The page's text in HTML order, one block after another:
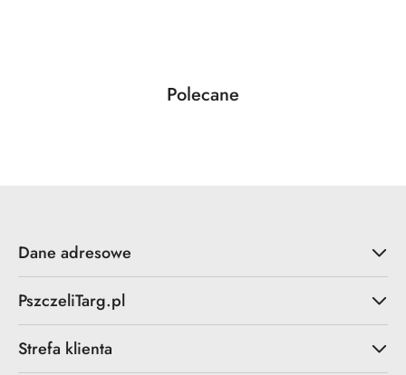
Pomiń karuzelę produktów
Produkty
Polecane
Dane adresowe
PszczeliTarg.pl
Strefa klienta